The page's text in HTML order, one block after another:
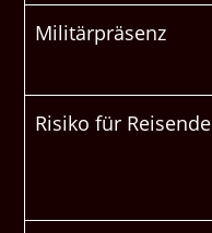
Militärpräsenz
Risiko für Reisende